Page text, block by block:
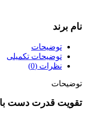
نام برند
توضیحات
توضیحات تکمیلی
نظرات (0)
توضیحات
تقویت قدرت دست